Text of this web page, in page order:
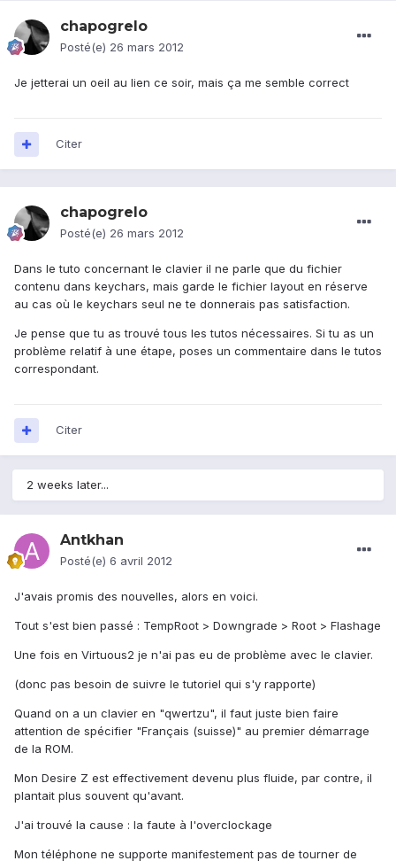
chapogrelo
Posté(e) 26 mars 2012
Je jetterai un oeil au lien ce soir, mais ça me semble correct
Citer
chapogrelo
Posté(e) 26 mars 2012
Dans le tuto concernant le clavier il ne parle que du fichier
contenu dans keychars, mais garde le fichier layout en réserve
au cas où le keychars seul ne te donnerais pas satisfaction.
Je pense que tu as trouvé tous les tutos nécessaires. Si tu as un
problème relatif à une étape, poses un commentaire dans le tutos
correspondant.
Citer
2 weeks later...
Antkhan
Posté(e) 6 avril 2012
J'avais promis des nouvelles, alors en voici.
Tout s'est bien passé : TempRoot > Downgrade > Root > Flashage
Une fois en Virtuous2 je n'ai pas eu de problème avec le clavier.
(donc pas besoin de suivre le tutoriel qui s'y rapporte)
Quand on a un clavier en "qwertzu", il faut juste bien faire
attention de spécifier "Français (suisse)" au premier démarrage
de la ROM.
Mon Desire Z est effectivement devenu plus fluide, par contre, il
plantait plus souvent qu'avant.
J'ai trouvé la cause : la faute à l'overclockage
Mon téléphone ne supporte manifestement pas de tourner de